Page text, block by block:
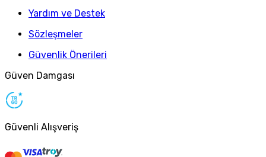
Yardım ve Destek
Sözleşmeler
Güvenlik Önerileri
Güven Damgası
Güvenli Alışveriş